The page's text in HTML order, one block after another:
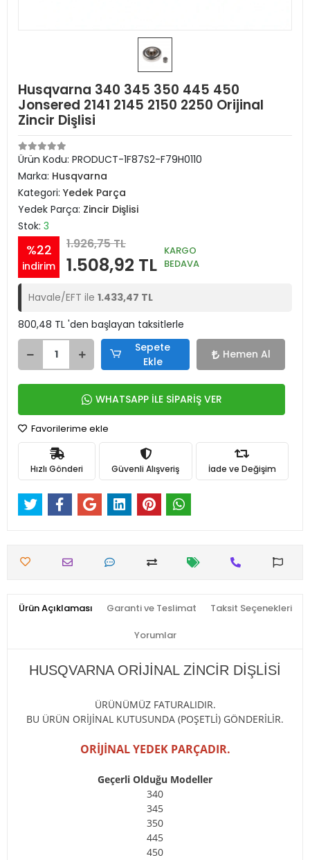
Husqvarna 340 345 350 445 450
Jonsered 2141 2145 2150 2250 Orijinal
Zincir Dişlisi
Ürün Kodu: PRODUCT-1F87S2-F79H0110
Marka: Husqvarna
Kategori: Yedek Parça
Yedek Parça: Zincir Dişlisi
Stok: 3
%22
indirim
1.926,75 TL
1.508,92 TL
KARGO
BEDAVA
Havale/EFT ile 1.433,47 TL
800,48 TL 'den başlayan taksitlerle
Sepete
Ekle
Hemen Al
WHATSAPP İLE SİPARİŞ VER
Favorilerime ekle
Hızlı Gönderi Güvenli Alışveriş İade ve Değişim
Ürün Açıklaması Garanti ve Teslimat Taksit Seçenekleri
Yorumlar
HUSQVARNA ORİJİNAL ZİNCİR DİŞLİSİ
ÜRÜNÜMÜZ FATURALIDIR.
BU ÜRÜN ORİJİNAL KUTUSUNDA (POŞETLİ) GÖNDERİLİR.
ORİJİNAL YEDEK PARÇADIR.
Geçerli Olduğu Modeller
340
345
350
445
450